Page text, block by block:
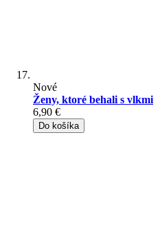
Nové
Ženy, ktoré behali s vlkmi
6,90 €
Do košíka